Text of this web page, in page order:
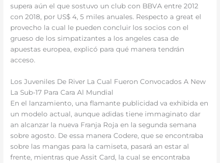
supera aún el que sostuvo un club con BBVA entre 2012
con 2018, por US$ 4, 5 miles anuales. Respecto a great el
provecho la cual le pueden concluir los socios con el
grueso de los simpatizantes a los angeles casa de
apuestas europea, explicó para qué manera tendrán
acceso.
Los Juveniles De River La Cual Fueron Convocados A New
La Sub-17 Para Cara Al Mundial
En el lanzamiento, una flamante publicidad va exhibida en
un modelo actual, aunque adidas tiene immaginato dar
an alcanzar la nueva Franja Roja en la segunda semana
sobre agosto. De essa manera Codere, que se encontraba
sobre las mangas para la camiseta, pasará an estar al
frente, mientras que Assit Card, la cual se encontraba